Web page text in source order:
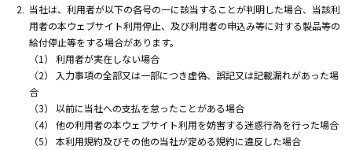
当社は、利用者が以下の各号の一に該当することが判明した場合、当該利
用者の本ウェブサイト利用停止、及び利用者の申込み等に対する製品等の
給付停止等をする場合があります。
（1） 利用者が実在しない場合
（2） 入力事項の全部又は一部につき虚偽、誤記又は記載漏れがあった場
合
（3） 以前に当社への支払を怠ったことがある場合
（4） 他の利用者の本ウェブサイト利用を妨害する迷惑行為を行った場合
（5） 本利用規約及びその他の当社が定める規約に違反した場合